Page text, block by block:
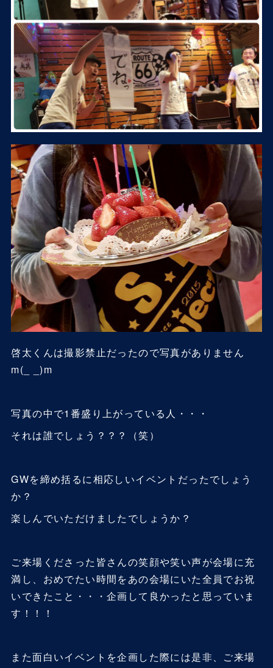
啓太くんは撮影禁止だったので写真がありません
m(_ _)m
写真の中で1番盛り上がっている人・・・
それは誰でしょう？？？（笑）
GWを締め括るに相応しいイベントだったでしょう
か？
楽しんでいただけましたでしょうか？
ご来場くださった皆さんの笑顔や笑い声が会場に充
満し、おめでたい時間をあの会場にいた全員でお祝
いできたこと・・・企画して良かったと思っていま
す！！！
また面白いイベントを企画した際には是非、ご来場